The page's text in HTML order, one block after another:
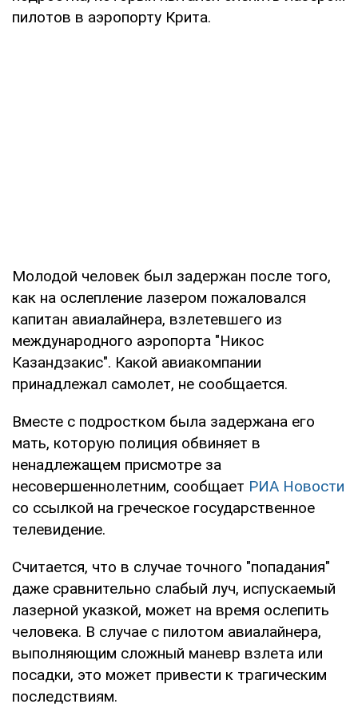
пилотов в аэропорту Крита.
Молодой человек был задержан после того,
как на ослепление лазером пожаловался
капитан авиалайнера, взлетевшего из
международного аэропорта "Никос
Казандзакис". Какой авиакомпании
принадлежал самолет, не сообщается.
Вместе с подростком была задержана его
мать, которую полиция обвиняет в
ненадлежащем присмотре за
несовершеннолетним, сообщает РИА Новости
со ссылкой на греческое государственное
телевидение.
Считается, что в случае точного "попадания"
даже сравнительно слабый луч, испускаемый
лазерной указкой, может на время ослепить
человека. В случае с пилотом авиалайнера,
выполняющим сложный маневр взлета или
посадки, это может привести к трагическим
последствиям.